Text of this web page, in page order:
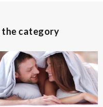
category